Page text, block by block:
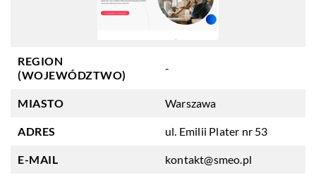
REGION
(WOJEWÓDZTWO)
-
MIASTO Warszawa
ADRES ul. Emilii Plater nr 53
E-MAIL kontakt@smeo.pl